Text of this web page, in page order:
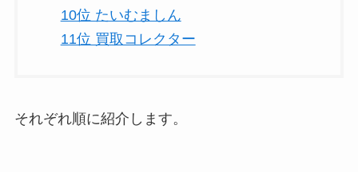
10位 たいむましん
11位 買取コレクター
それぞれ順に紹介します。